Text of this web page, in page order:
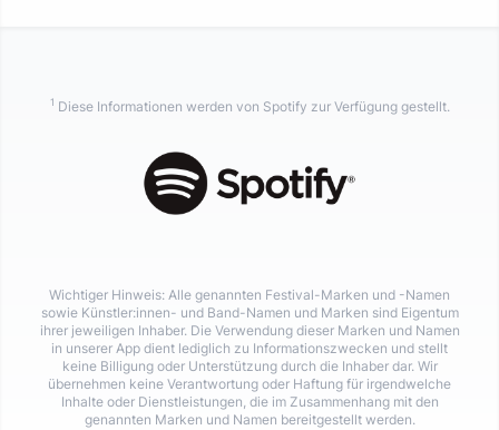
1 Diese Informationen werden von Spotify zur Verfügung gestellt.
Wichtiger Hinweis: Alle genannten Festival-Marken und -Namen
sowie Künstler:innen- und Band-Namen und Marken sind Eigentum
ihrer jeweiligen Inhaber. Die Verwendung dieser Marken und Namen
in unserer App dient lediglich zu Informationszwecken und stellt
keine Billigung oder Unterstützung durch die Inhaber dar. Wir
übernehmen keine Verantwortung oder Haftung für irgendwelche
Inhalte oder Dienstleistungen, die im Zusammenhang mit den
genannten Marken und Namen bereitgestellt werden.